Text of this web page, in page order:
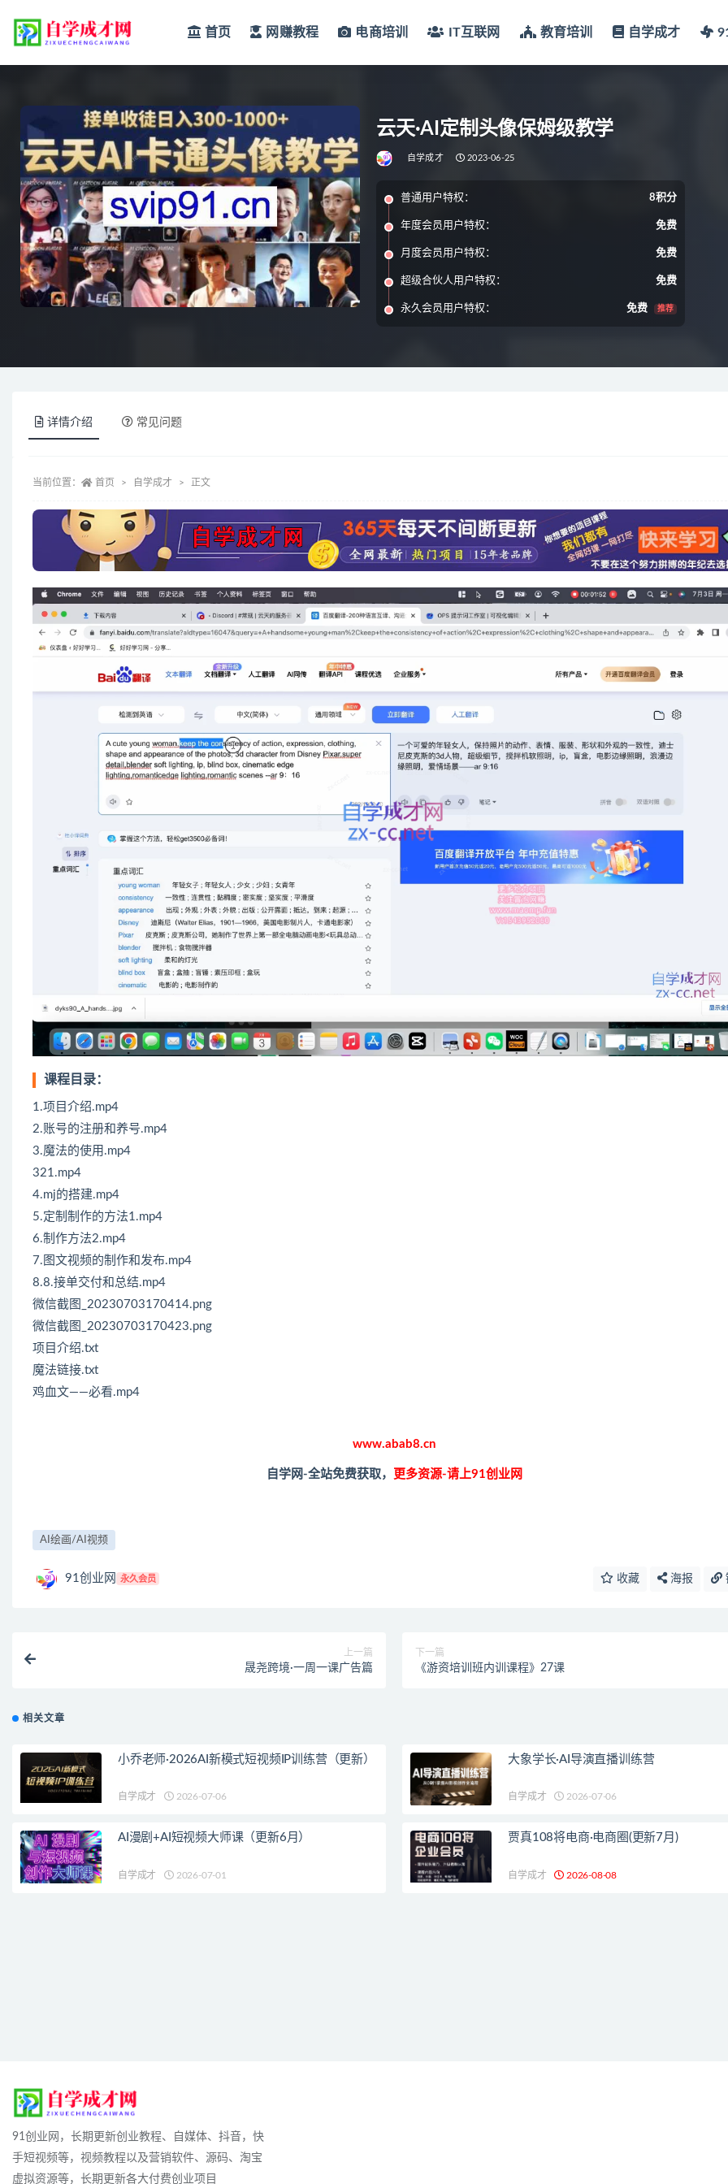
首页 网赚教程 电商培训 IT互联网 教育培训 自学成才
云天·AI定制头像保姆级教学
自学成才 2023-06-25
普通用户特权： 8积分
年度会员用户特权： 免费
月度会员用户特权： 免费
超级合伙人用户特权： 免费
永久会员用户特权： 免费 推荐
详情介绍 常见问题
当前位置： 首页 自学成才 正文
课程目录：
1.项目介绍.mp4
2.账号的注册和养号.mp4
3.魔法的使用.mp4
321.mp4
4.mj的搭建.mp4
5.定制制作的方法1.mp4
6.制作方法2.mp4
7.图文视频的制作和发布.mp4
8.8.接单交付和总结.mp4
微信截图_20230703170414.png
微信截图_20230703170423.png
项目介绍.txt
魔法链接.txt
鸡血文——必看.mp4
www.abab8.cn
自学网-全站免费获取， 更多资源-请上91创业网
AI绘画/AI视频
91创业网 永久会员 收藏 海报
上一篇
晟尧跨境·一周一课广告篇
下一篇
《游资培训班内训课程》27课
相关文章
小乔老师·2026AI新模式短视频IP训练营（更新）
自学成才 2026-07-06
大象学长·AI导演直播训练营
自学成才 2026-07-06
AI漫剧+AI短视频大师课（更新6月）
自学成才 2026-07-01
贾真108将电商·电商圈(更新7月)
自学成才 2026-08-08
91创业网，长期更新创业教程、自媒体、抖音，快
手短视频等，视频教程以及营销软件、源码、淘宝
虚拟资源等，长期更新各大付费创业项目